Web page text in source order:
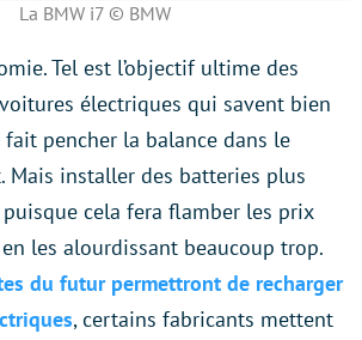
La BMW i7 © BMW
Tel est l’objectif ultime des
électriques qui savent bien
pencher la balance dans le
Mais installer des batteries plus
cela fera flamber les prix
les alourdissant beaucoup trop.
du futur permettront de recharger
, certains fabricants mettent